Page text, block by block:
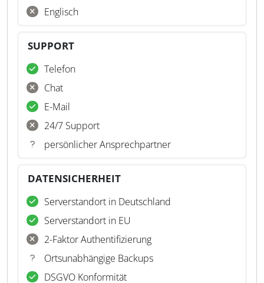
Englisch
SUPPORT
Telefon
Chat
E-Mail
24/7 Support
persönlicher Ansprechpartner
DATENSICHERHEIT
Serverstandort in Deutschland
Serverstandort in EU
2-Faktor Authentifizierung
Ortsunabhängige Backups
DSGVO Konformität